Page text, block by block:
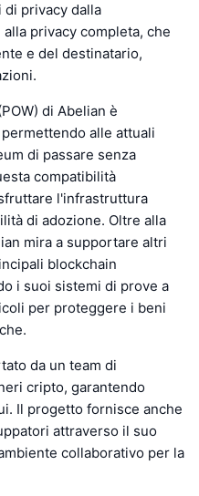
privacy dalla
privacy completa, che
e del destinatario,
di Abelian è
alle attuali
di passare senza
compatibilità
l'infrastruttura
di adozione. Oltre alla
mira a supportare altri
blockchain
i suoi sistemi di prove a
per proteggere i beni
da un team di
cripto, garantendo
Il progetto fornisce anche
attraverso il suo
collaborativo per la